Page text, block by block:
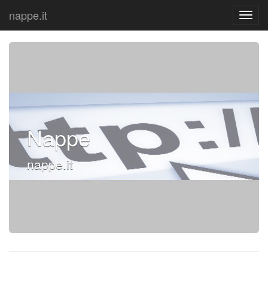
nappe.it
Nappe
nappe.it